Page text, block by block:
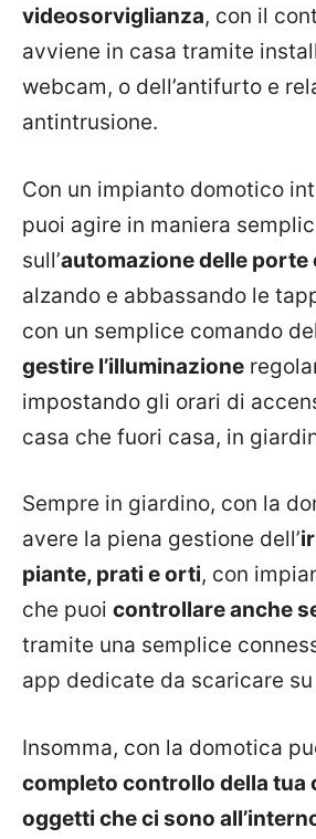
videosorviglianza, con il
avviene in casa tramite
webcam, o dell’antifurto e
antintrusione.
Con un impianto domotico
puoi agire in maniera
sull’automazione delle porte
alzando e abbassando le
con un semplice comando
gestire l’illuminazione
impostando gli orari di
casa che fuori casa, in
Sempre in giardino, con la
avere la piena gestione dell’
piante, prati e orti, con
che puoi controllare anche
tramite una semplice
app dedicate da scaricare
Insomma, con la domotica
completo controllo della tua
oggetti che ci sono